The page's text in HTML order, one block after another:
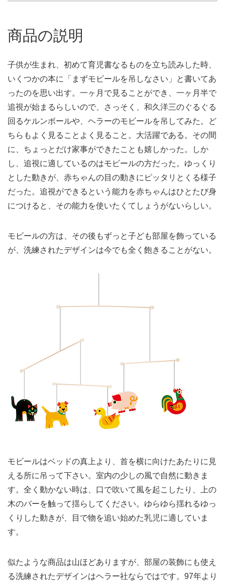
商品の説明
子供が生まれ、初めて育児書なるものを立ち読みした時、
いくつかの本に「まずモビールを吊しなさい」と書いてあ
ったのを思い出す。一ヶ月で見ることができ、一ヶ月半で
追視が始まるらしいので、さっそく、和久洋三のぐるぐる
回るケルンボールや、ヘラーのモビールを吊してみた。ど
ちらもよく見ることよく見ること。大活躍である。その間
に、ちょっとだけ家事ができたことも嬉しかった。しか
し、追視に適しているのはモビールの方だった。ゆっくり
とした動きが、赤ちゃんの目の動きにピッタリとくる様子
だった。追視ができるという能力を赤ちゃんはひとたび身
につけると、その能力を使いたくてしょうがないらしい。
モビールの方は、その後もずっと子ども部屋を飾っている
が、洗練されたデザインは今でも全く飽きることがない。
モビールはベッドの真上より、首を横に向けたあたりに見
える所に吊って下さい。室内の少しの風で自然に動きま
す。全く動かない時は、口で吹いて風を起こしたり、上の
木のバーを触って揺らしてください。ゆらゆら揺れるゆっ
くりした動きが、目で物を追い始めた乳児に適していま
す。
似たような商品は山ほどありますが、部屋の装飾にも使え
る洗練されたデザインはヘラー社ならではです。97年より